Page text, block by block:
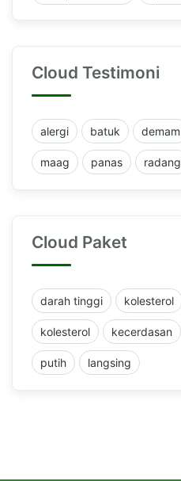
Cloud Testimoni
alergi batuk demam
maag panas radang
Cloud Paket
darah tinggi kolesterol
kolesterol kecerdasan
putih langsing